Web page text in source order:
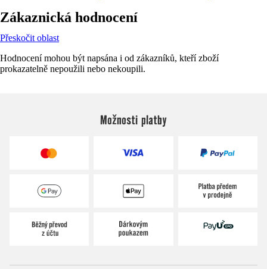
Zákaznická hodnocení
Přeskočit oblast
Hodnocení mohou být napsána i od zákazníků, kteří zboží
prokazatelně nepoužili nebo nekoupili.
Možnosti platby